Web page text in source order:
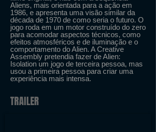
Aliens, mais orientada para a ação em
1986, e apresenta uma visão similar da
década de 1970 de como seria o futuro. O
jogo roda em um motor construído do zero
para acomodar aspectos técnicos, como
efeitos atmosféricos e de iluminação e o
comportamento do Alien. A Creative
Assembly pretendia fazer de Alien:
Isolation um jogo de terceira pessoa, mas
usou a primeira pessoa para criar uma
experiência mais intensa.
TRAILER